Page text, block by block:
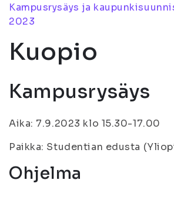
Kampusrysäys ja
2023
Kuopio
Kampusrysäys
Aika: 7.9.2023 klo 15.30-17.00
Paikka: Studentian edusta
Ohjelma